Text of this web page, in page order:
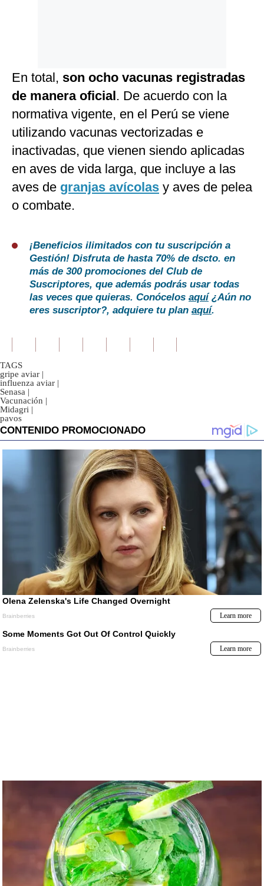
En total, son ocho vacunas registradas
de manera oficial. De acuerdo con la
normativa vigente, en el Perú se viene
utilizando vacunas vectorizadas e
inactivadas, que vienen siendo aplicadas
en aves de vida larga, que incluye a las
aves de granjas avícolas y aves de pelea
o combate.
¡Beneficios ilimitados con tu suscripción a
Gestión! Disfruta de hasta 70% de dscto. en
más de 300 promociones del Club de
Suscriptores, que además podrás usar todas
las veces que quieras. Conócelos aquí¿Aún no
eres suscriptor?, adquiere tu plan aquí.
TAGS
gripe aviar |
influenza aviar |
Senasa |
Vacunación |
Midagri |
pavos